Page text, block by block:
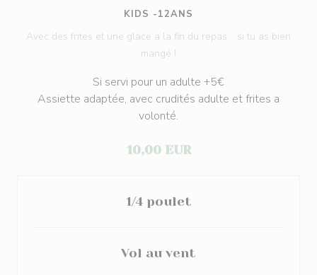
KIDS -12ANS
Avec des frites et une glace a la fin du repas .. si tu as bien
mangé !
Si servi pour un adulte +5€
Assiette adaptée, avec crudités adulte et frites a
volonté.
10,00 EUR
1/4 poulet
Vol au vent